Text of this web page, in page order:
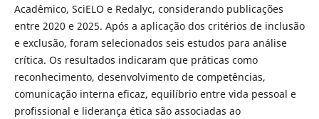
Acadêmico, SciELO e Redalyc, considerando publicações
entre 2020 e 2025. Após a aplicação dos critérios de inclusão
e exclusão, foram selecionados seis estudos para análise
crítica. Os resultados indicaram que práticas como
reconhecimento, desenvolvimento de competências,
comunicação interna eficaz, equilíbrio entre vida pessoal e
profissional e liderança ética são associadas ao